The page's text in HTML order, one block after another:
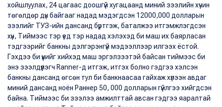
хойшлуулах, 24 цагаас доошгүй хугацаанд миний зээлийн хүчин
төгөлдөр дүн байгааг надад мэдэгдсэн 12000,000 долларын
зээлийг ТУЗ-ийн дансанд бүртгэж, баталжээ итгэмжлэгдсэн
хүн, Тиймээс тэр үед тэр надад хэлэхэд би маш их баярласан
тэдгээрийг банкны дэлгэрэнгүй мэдээллээр илгээх ёстой.
Гэхдээ би үүнийг хийхэд маш эргэлзээтэй байсан тиймээс би
энэ зээлдүүлэгч Ranner-д итгэж, итгэх болно гэдгээ хэлсэн
банкны дансанд өгсөн тул би банкнаасаа гайхаж хүлээн авдаг
миний дансанд ноён Раннер 50, 000 долларын гүйлгээ хийгдсэн
байна. Тиймээс би зээлээ амжилттай авсан гэдгээ яаралтай